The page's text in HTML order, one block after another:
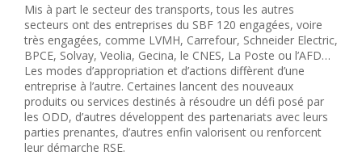
Mis à part le secteur des transports, tous les autres
secteurs ont des entreprises du SBF 120 engagées, voire
très engagées, comme LVMH, Carrefour, Schneider Electric,
BPCE, Solvay, Veolia, Gecina, le CNES, La Poste ou l’AFD…
Les modes d’appropriation et d’actions diffèrent d’une
entreprise à l’autre. Certaines lancent des nouveaux
produits ou services destinés à résoudre un défi posé par
les ODD, d’autres développent des partenariats avec leurs
parties prenantes, d’autres enfin valorisent ou renforcent
leur démarche RSE.